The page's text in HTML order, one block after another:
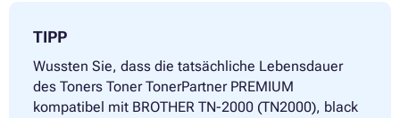
TIPP
Wussten Sie, dass die tatsächliche Lebensdauer
des Toners Toner TonerPartner PREMIUM
kompatibel mit BROTHER TN-2000 (TN2000), black